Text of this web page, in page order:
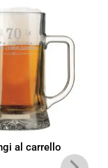
al carrello